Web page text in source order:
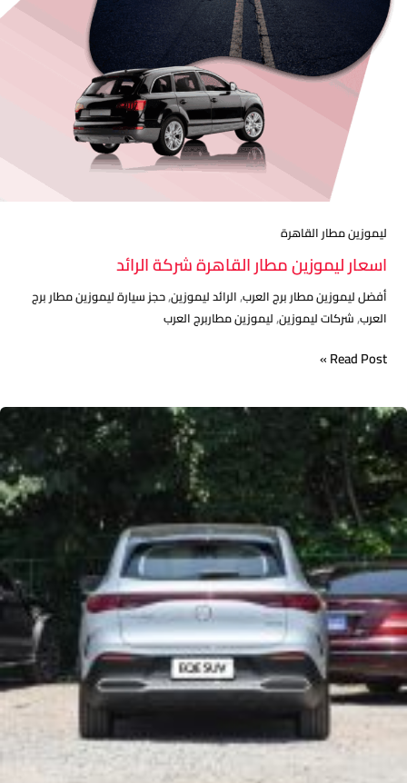
ليموزين مطار القاهرة
اسعار ليموزين مطار القاهرة شركة الرائد
أفضل ليموزين مطار برج العرب,الرائد ليموزين,حجز سيارة ليموزين مطار برج
العرب,شركات ليموزين,ليموزين مطاربرج العرب
Read Post »
اسعار
سيارات
ليموزين
شركة
الرائد